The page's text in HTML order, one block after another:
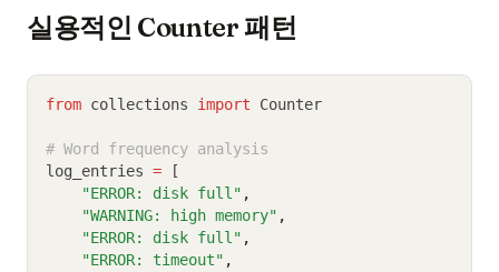
실용적인 Counter 패턴
from collections import Counter
# Word frequency analysis
log_entries = [
"ERROR: disk full" ,
"WARNING: high memory" ,
"ERROR: disk full" ,
"ERROR: timeout" ,